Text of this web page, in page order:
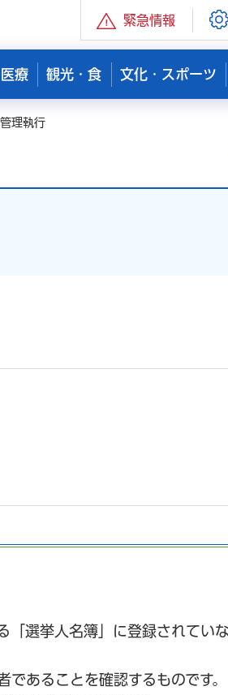
緊急情報
療 観光・食 文化・スポーツ
理執行
「選挙人名簿」に登録されてい
あることを確認するものです。